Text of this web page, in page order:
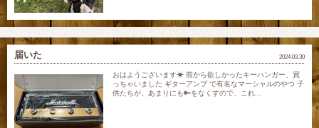
2024.03.30
届いた
おはようございます☀ 前から欲しかったキーハンガー、買
っちゃいました ギターアンプ で有名なマーシャルのやつ 子
供たちが、あまりにも🔑をなくすので、これ...